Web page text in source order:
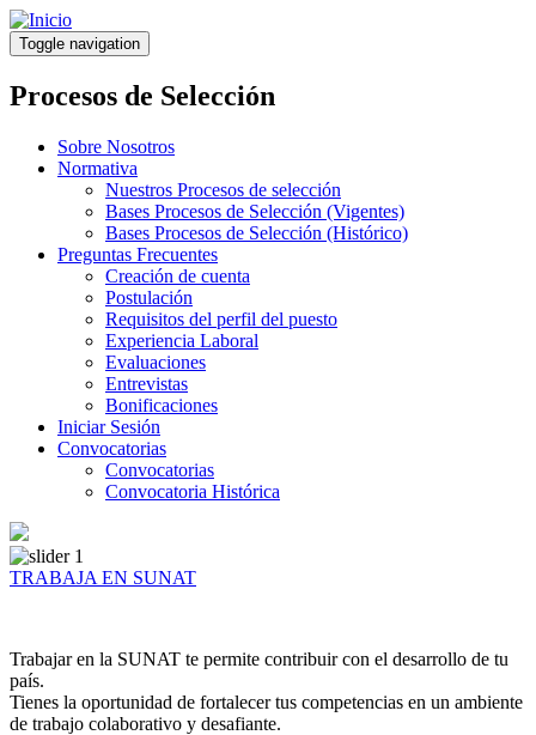
Pasar
al
contenido
principal
Toggle navigation
Procesos de Selección
Sobre Nosotros
Normativa
Nuestros Procesos de selección
Bases Procesos de Selección (Vigentes)
Bases Procesos de Selección (Histórico)
Preguntas Frecuentes
Creación de cuenta
Postulación
Requisitos del perfil del puesto
Experiencia Laboral
Evaluaciones
Entrevistas
Bonificaciones
Iniciar Sesión
Convocatorias
Convocatorias
Convocatoria Histórica
TRABAJA EN SUNAT
Trabajar en la SUNAT te permite contribuir con el desarrollo de tu
país.
Tienes la oportunidad de fortalecer tus competencias en un ambiente
de trabajo colaborativo y desafiante.